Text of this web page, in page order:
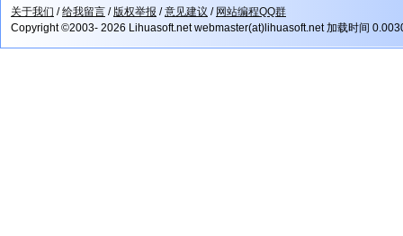
关于我们 /给我留言 /版权举报 /意见建议 / 网站编程QQ群
Copyright ©2003- 2026 Lihuasoft.net webmaster(at)lihuasoft.net 加载时间